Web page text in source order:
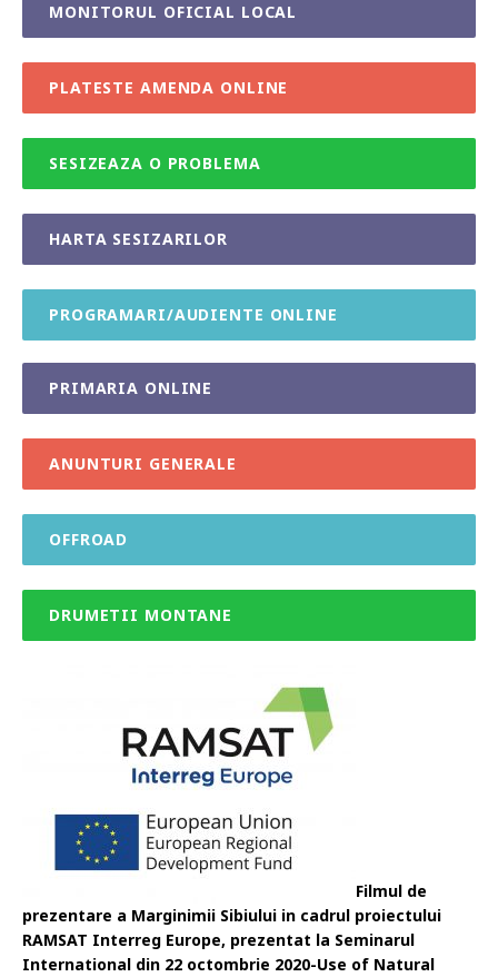
MONITORUL OFICIAL LOCAL
PLATESTE AMENDA ONLINE
SESIZEAZA O PROBLEMA
HARTA SESIZARILOR
PROGRAMARI/AUDIENTE ONLINE
PRIMARIA ONLINE
ANUNTURI GENERALE
OFFROAD
DRUMETII MONTANE
Filmul de
prezentare a Marginimii Sibiului in cadrul proiectului
RAMSAT Interreg Europe, prezentat la Seminarul
International din 22 octombrie 2020-Use of Natural